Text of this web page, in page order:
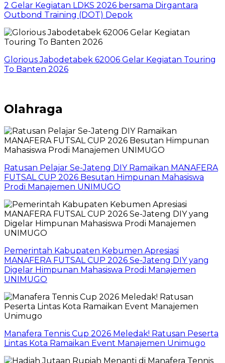
2 Gelar Kegiatan LDKS 2026 bersama Dirgantara
Outbond Training (DOT) Depok
Glorious Jabodetabek 62006 Gelar Kegiatan Touring
To Banten 2026
Olahraga
Ratusan Pelajar Se-Jateng DIY Ramaikan MANAFERA
FUTSAL CUP 2026 Besutan Himpunan Mahasiswa
Prodi Manajemen UNIMUGO
Pemerintah Kabupaten Kebumen Apresiasi
MANAFERA FUTSAL CUP 2026 Se-Jateng DIY yang
Digelar Himpunan Mahasiswa Prodi Manajemen
UNIMUGO
Manafera Tennis Cup 2026 Meledak! Ratusan Peserta
Lintas Kota Ramaikan Event Manajemen Unimugo